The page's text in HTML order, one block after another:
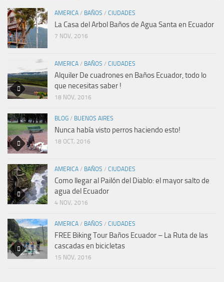
AMERICA / BAÑOS / CIUDADES
La Casa del Arbol Baños de Agua Santa en Ecuador
7 NOV, 2016
AMERICA / BAÑOS / CIUDADES
Alquiler De cuadrones en Baños Ecuador, todo lo
que necesitas saber !
18 NOV, 2016
BLOG / BUENOS AIRES
Nunca había visto perros haciendo esto!
18 OCT, 2016
AMERICA / BAÑOS / CIUDADES
Como llegar al Pailón del Diablo: el mayor salto de
agua del Ecuador
4 NOV, 2016
AMERICA / BAÑOS / CIUDADES
FREE Biking Tour Baños Ecuador – La Ruta de las
cascadas en bicicletas
15 NOV, 2016